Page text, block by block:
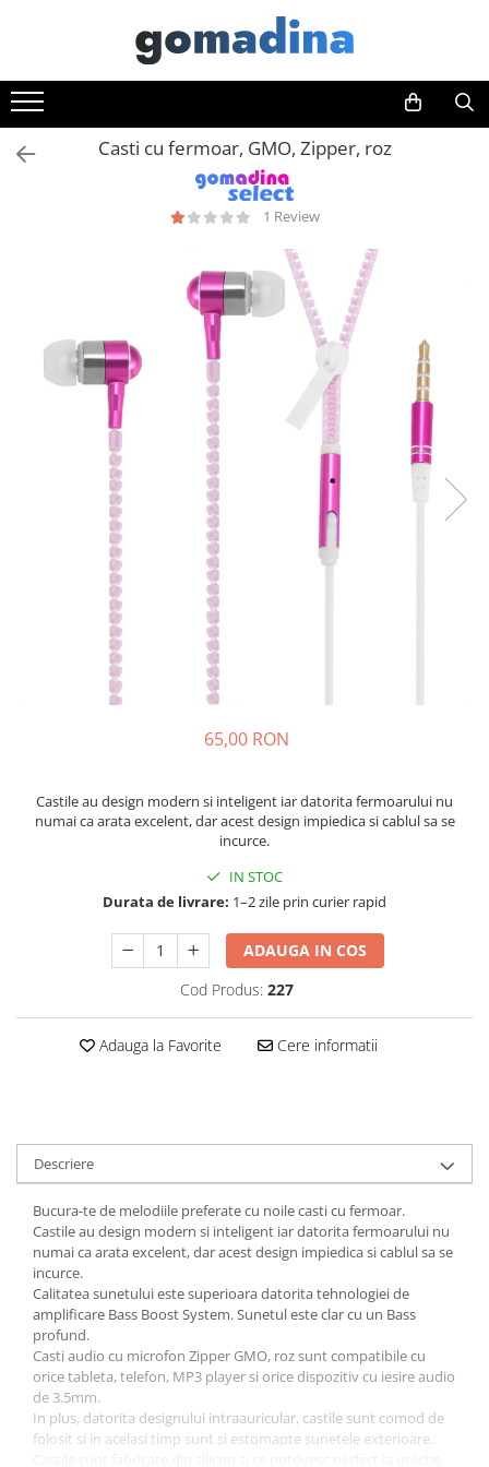
Toate Produsele
Gadgeturi smart
Trackere GPS
Aparate & Accesorii ingrijire
Articole Sanatate & Wellness
Cosmetice & Produse ingrijire
personala
Parfumuri cu feromoni
Periute dinti
Produse albire si curatare dinti
Accesorii pentru cap si par
Accesorii vestimentare
Seturi de bijuterii
PC, Periferice & Accesorii IT
Huse telefoane mobile
Componente PC & Software
Boxe portabile, cu bluetooth
Cabluri de incarcare
Stick-uri memorie USB
Accesorii auto interioare &
exterioare
Accesorii diverse
Confort auto
Curatare auto
Suporturi auto pentru telefon
Casa, Gradina & Bricolaj
Articole pentru Bucatarie & Servire
Decoratiuni
Casti cu fermoar, GMO, Zipper, roz
1 Review
65,00 RON
Castile au design modern si inteligent iar datorita fermoarului nu
numai ca arata excelent, dar acest design impiedica si cablul sa se
incurce.
IN STOC
Durata de livrare: 1–2 zile prin curier rapid
ADAUGA IN COS
Cod Produs: 227
Adauga la Favorite Cere informatii
Descriere
Bucura-te de melodiile preferate cu noile casti cu fermoar.
Castile au design modern si inteligent iar datorita fermoarului nu
numai ca arata excelent, dar acest design impiedica si cablul sa se
incurce.
Calitatea sunetului este superioara datorita tehnologiei de
amplificare Bass Boost System. Sunetul este clar cu un Bass
profund.
Casti audio cu microfon Zipper GMO, roz sunt compatibile cu
orice tableta, telefon, MP3 player si orice dispozitiv cu iesire audio
de 3.5mm.
In plus, datorita designului intraauricular, castile sunt comod de
folosit si in acelasi timp sunt si estomapte sunetele exterioare.